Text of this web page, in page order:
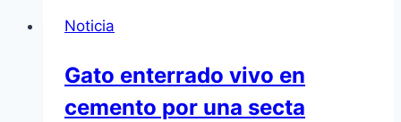
Noticia
Gato enterrado vivo en
cemento por una secta